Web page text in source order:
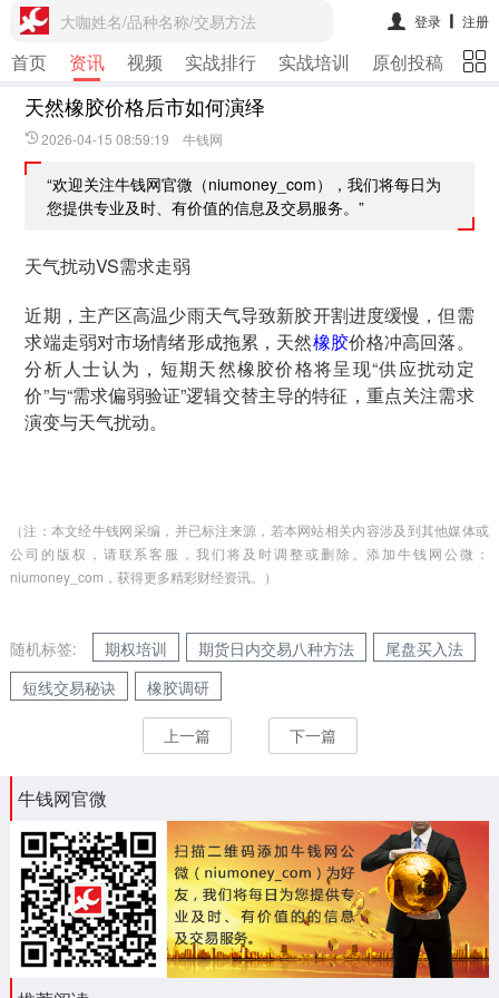
大咖姓名/品种名称/交易方法 登录 注册
首页 资讯 视频 实战排行 实战培训 原创投稿 期
天然橡胶价格后市如何演绎
2026-04-15 08:59:19 牛钱网
“欢迎关注牛钱网官微（niumoney_com），我们将每日为
您提供专业及时、有价值的信息及交易服务。”
天气扰动VS需求走弱
近期，主产区高温少雨天气导致新胶开割进度缓慢，但需
求端走弱对市场情绪形成拖累，天然橡胶价格冲高回落。
分析人士认为，短期天然橡胶价格将呈现“供应扰动定
价”与“需求偏弱验证”逻辑交替主导的特征，重点关注需求
演变与天气扰动。
（注：本文经牛钱网采编，并已标注来源，若本网站相关内容涉及到其他媒体或
公司的版权，请联系客服，我们将及时调整或删除。添加牛钱网公微：
niumoney_com，获得更多精彩财经资讯。）
随机标签: 期权培训 期货日内交易八种方法
尾盘买入法
短线交易秘诀
橡胶调研
上一篇 下一篇
牛钱网官微